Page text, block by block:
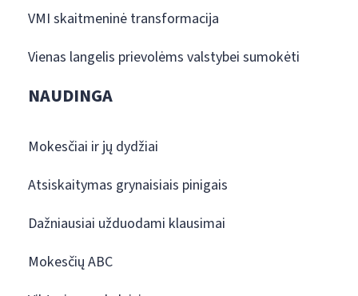
VMI skaitmeninė transformacija
Vienas langelis prievolėms valstybei sumokėti
NAUDINGA
Mokesčiai ir jų dydžiai
Atsiskaitymas grynaisiais pinigais
Dažniausiai užduodami klausimai
Mokesčių ABC